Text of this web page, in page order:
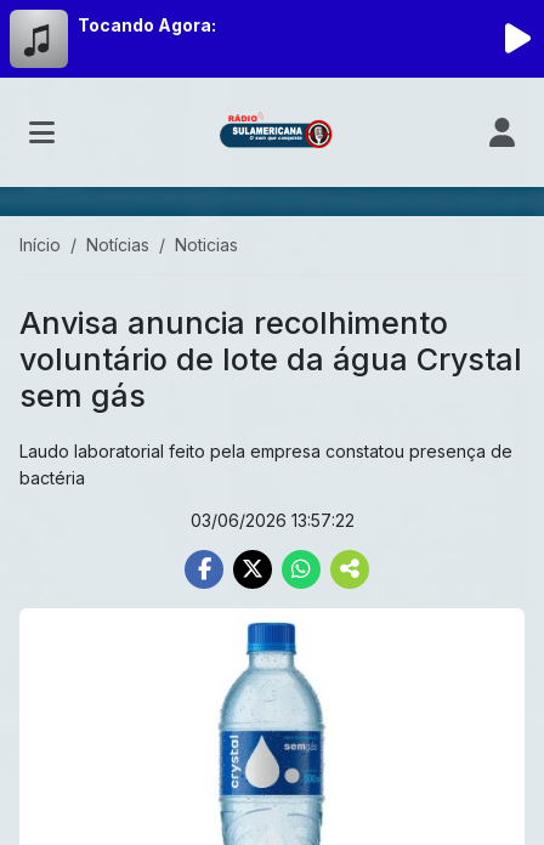
Tocando Agora:
Início Notícias Noticias
Anvisa anuncia recolhimento
voluntário de lote da água Crystal
sem gás
Laudo laboratorial feito pela empresa constatou presença de
bactéria
03/06/2026 13:57:22